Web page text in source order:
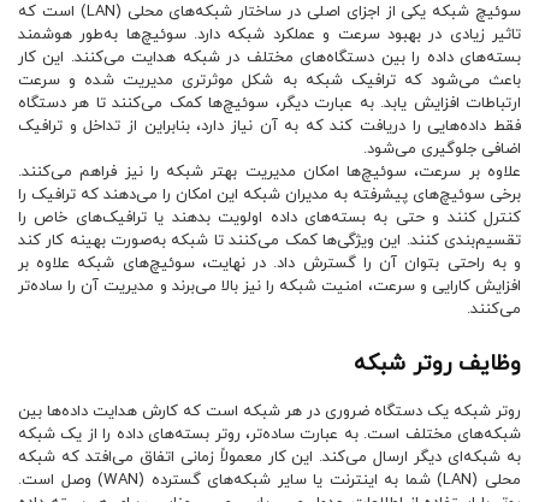
سوئیچ شبکه یکی از اجزای اصلی در ساختار شبکه‌های محلی (LAN) است که
تاثیر زیادی در بهبود سرعت و عملکرد شبکه دارد. سوئیچ‌ها به‌طور هوشمند
بسته‌های داده را بین دستگاه‌های مختلف در شبکه هدایت می‌کنند. این کار
باعث می‌شود که ترافیک شبکه به شکل موثرتری مدیریت شده و سرعت
ارتباطات افزایش یابد. به عبارت دیگر، سوئیچ‌ها کمک می‌کنند تا هر دستگاه
فقط داده‌هایی را دریافت کند که به آن نیاز دارد، بنابراین از تداخل و ترافیک
اضافی جلوگیری می‌شود.
علاوه بر سرعت، سوئیچ‌ها امکان مدیریت بهتر شبکه را نیز فراهم می‌کنند.
برخی سوئیچ‌های پیشرفته به مدیران شبکه این امکان را می‌دهند که ترافیک را
کنترل کنند و حتی به بسته‌های داده اولویت بدهند یا ترافیک‌های خاص را
تقسیم‌بندی کنند. این ویژگی‌ها کمک می‌کنند تا شبکه به‌صورت بهینه کار کند
و به راحتی بتوان آن را گسترش داد. در نهایت، سوئیچ‌های شبکه علاوه بر
افزایش کارایی و سرعت، امنیت شبکه را نیز بالا می‌برند و مدیریت آن را ساده‌تر
می‌کنند.
وظایف روتر شبکه
روتر شبکه یک دستگاه ضروری در هر شبکه است که کارش هدایت داده‌ها بین
شبکه‌های مختلف است. به عبارت ساده‌تر، روتر بسته‌های داده را از یک شبکه
به شبکه‌ای دیگر ارسال می‌کند. این کار معمولاً زمانی اتفاق می‌افتد که شبکه
محلی (LAN) شما به اینترنت یا سایر شبکه‌های گسترده (WAN) وصل است.